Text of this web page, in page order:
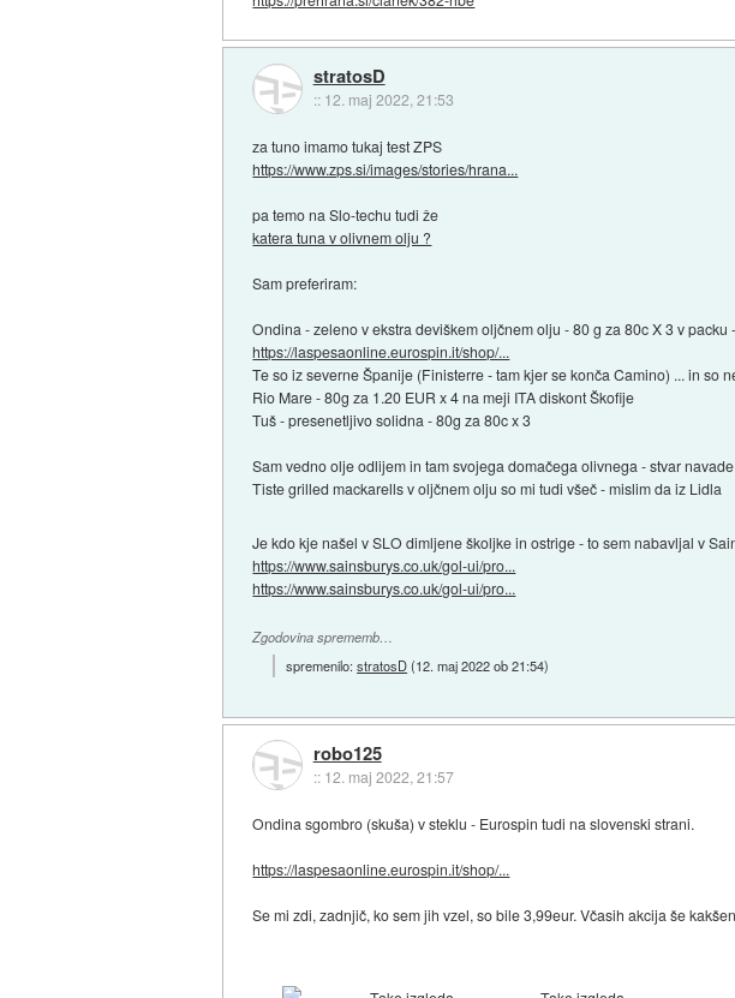
stratosD
:: 12. maj 2022, 21:53
za tuno imamo tukaj test ZPS
https://www.zps.si/images/stories/hrana...
pa temo na Slo-techu tudi že
katera tuna v olivnem olju ?
Sam preferiram:
Ondina - zeleno v ekstra deviškem oljčnem olju - 80 g za 80c X 3 v packu
https://laspesaonline.eurospin.it/shop/...
Te so iz severne Španije (Finisterre - tam kjer se konča Camino) ... in so
Rio Mare - 80g za 1.20 EUR x 4 na meji ITA diskont Škofije
Tuš - presenetljivo solidna - 80g za 80c x 3
Sam vedno olje odlijem in tam svojega domačega olivnega - stvar
Tiste grilled mackarells v oljčnem olju so mi tudi všeč - mislim da iz Lidla
Je kdo kje našel v SLO dimljene školjke in ostrige - to sem nabavljal v
https://www.sainsburys.co.uk/gol-ui/pro...
https://www.sainsburys.co.uk/gol-ui/pro...
Zgodovina sprememb…
spremenilo:stratosD(12. maj 2022 ob 21:54)
robo125
:: 12. maj 2022, 21:57
Ondina sgombro (skuša) v steklu - Eurospin tudi na slovenski strani.
https://laspesaonline.eurospin.it/shop/...
Se mi zdi, zadnjič, ko sem jih vzel, so bile 3,99eur. Včasih akcija še